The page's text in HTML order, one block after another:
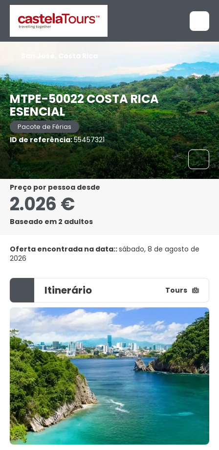
MTPE-50022 COSTA RICA
ESENCIAL
Pacote de Férias
ID de referência:55457321
preço por pessoa desde
2.026 €
Baseado em 2 adultos
Oferta encontrada na data::sábado, 8 de agosto de
2026
Itinerário Tours